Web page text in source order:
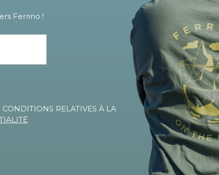
Ferrino !
CONDITIONS RELATIVES À LA